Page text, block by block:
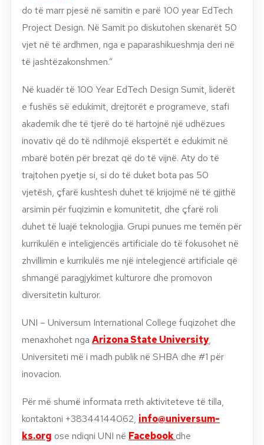
do të marr pjesë në samitin e parë 100 year EdTech
Project Design. Në Samit po diskutohen skenarët 50
vjet në të ardhmen, nga e paparashikueshmja deri në
të jashtëzakonshmen.”
Në kuadër të 100 Year EdTech Design Sumit, liderët
e fushës së edukimit, drejtorët e programeve, stafi
akademik dhe të tjerë do të hartojnë një udhëzues
inovativ që do të ndihmojë ekspertët e edukimit në
mbarë botën për brezat që do të vijnë. Aty do të
trajtohen pyetje si, si do të duket bota pas 50
vjetësh, çfarë kushtesh duhet të krijojmë në të gjithë
arsimin për fuqizimin e komunitetit, dhe çfarë roli
duhet të luajë teknologjia. Grupi punues me temën për
kurrikulën e inteligjencës artificiale do të fokusohet në
zhvillimin e kurrikulës me një intelegjencë artificiale që
shmangë paragjykimet kulturore dhe promovon
diversitetin kulturor.
UNI – Universum International College fuqizohet dhe
menaxhohet nga Arizona State University,
Universiteti më i madh publik në SHBA dhe #1 për
inovacion.
Për më shumë informata rreth aktiviteteve të tilla,
kontaktoni +38344144062, info@universum-
ks.org ose ndiqni UNI në Facebookdhe